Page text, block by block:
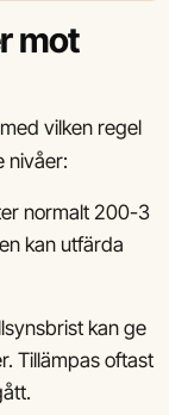
mot
vilken regel
nivåer:
normalt 200-3
kan utfärda
kan ge
Tillämpas oftast